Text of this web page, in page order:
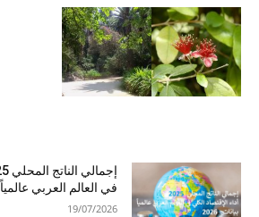
في العالم العربي عالمياً
19/07/2026